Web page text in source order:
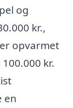
og
kr.,
opvarmet
kr.
en